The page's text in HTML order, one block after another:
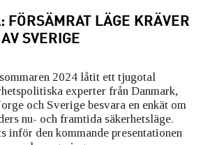
FÖRSÄMRAT LÄGE KRÄVER
SVERIGE
2024 låtit ett tjugotal
experter från Danmark,
och Sverige besvara en enkät om
nu- och framtida säkerhetsläge.
inför den kommande presentationen